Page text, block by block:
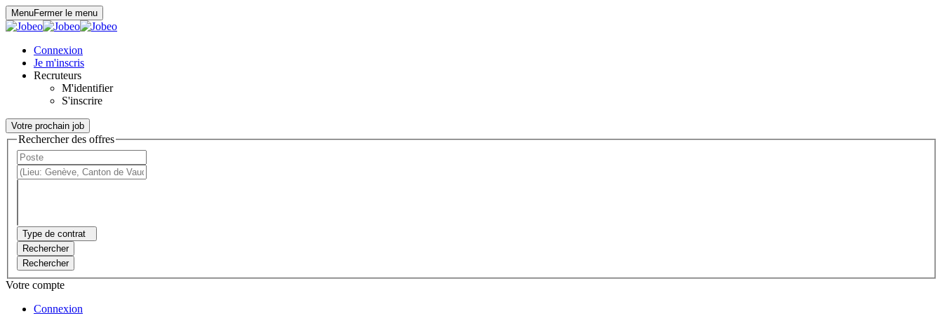
MenuFermer le menu
Connexion
Je m'inscris
Recruteurs
M'identifier
S'inscrire
Votre prochain job
Rechercher des offres
Type de contrat
Rechercher
Rechercher
Votre compte
Connexion
Panneau de gestion des cookies